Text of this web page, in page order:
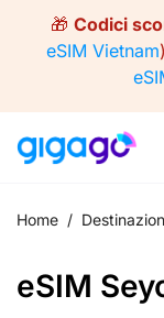
content
🎁 Codici
eSIM Vietnam
Home /
eSIM